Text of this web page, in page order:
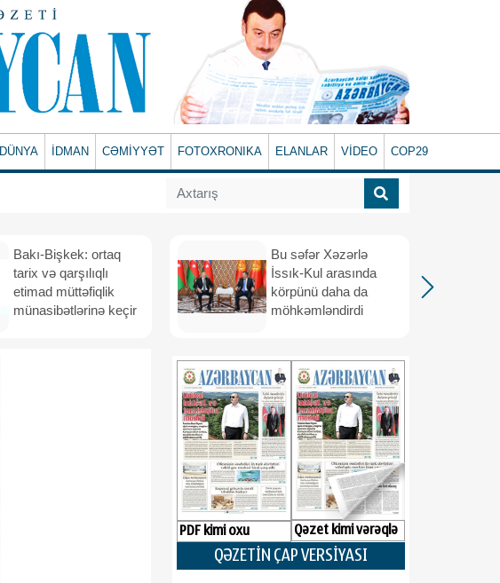
DÜNYA İDMAN CƏMİYYƏT FOTOXRONIKA ELANLAR VİDEO COP29
Bakı-Bişkek: ortaq
tarix və qarşılıqlı
etimad müttəfiqlik
münasibətlərinə keçir
Bu səfər Xəzərlə
İssık-Kul arasında
körpünü daha da
möhkəmləndirdi
PDF kimi oxu Qəzet kimi vərəqlə
QƏZETİN ÇAP VERSİYASI